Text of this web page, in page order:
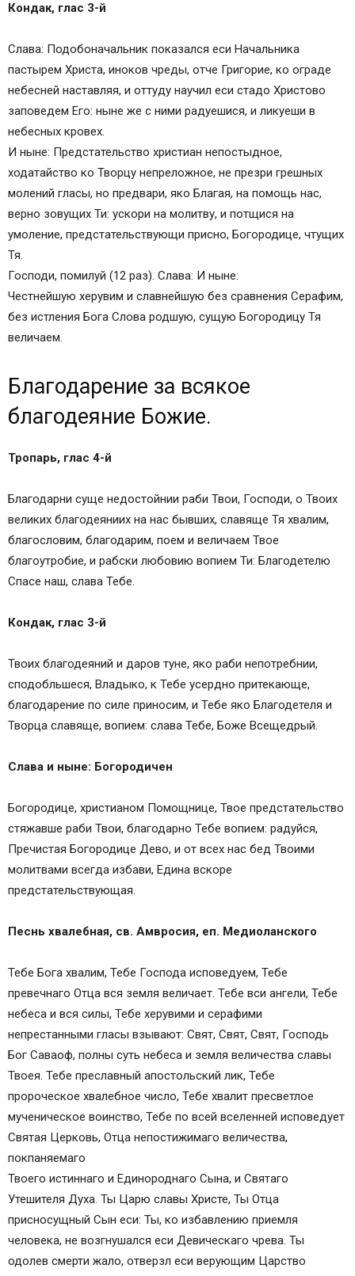
Кондак, глас 3-й
Слава: Подобоначальник показался еси Начальника
пастырем Христа, иноков чреды, отче Григорие, ко ограде
небесней наставляя, и оттуду научил еси стадо Христово
заповедем Его: ныне же с ними радуешися, и ликуеши в
небесных кровех.
И ныне: Предстательство христиан непостыдное,
ходатайство ко Творцу непреложное, не презри грешных
молений гласы, но предвари, яко Благая, на помощь нас,
верно зовущих Ти: ускори на молитву, и потщися на
умоление, предстательствующи присно, Богородице, чтущих
Тя.
Господи, помилуй (12 раз). Слава: И ныне:
Честнейшую херувим и славнейшую без сравнения Серафим,
без истления Бога Слова родшую, сущую Богородицу Тя
величаем.
Благодарение за всякое
благодеяние Божие.
Тропарь, глас 4-й
Благодарни суще недостойнии раби Твои, Господи, о Твоих
великих благодеяниих на нас бывших, славяще Тя хвалим,
благословим, благодарим, поем и величаем Твое
благоутробие, и рабски любовию вопием Ти: Благодетелю
Спасе наш, слава Тебе.
Кондак, глас 3-й
Твоих благодеяний и даров туне, яко раби непотребнии,
сподобльшеся, Владыко, к Тебе усердно притекающе,
благодарение по силе приносим, и Тебе яко Благодетеля и
Творца славяще, вопием: слава Тебе, Боже Всещедрый.
Слава и ныне: Богородичен
Богородице, христианом Помощнице, Твое предстательство
стяжавше раби Твои, благодарно Тебе вопием: радуйся,
Пречистая Богородице Дево, и от всех нас бед Твоими
молитвами всегда избави, Едина вскоре
предстательствующая.
Песнь хвалебная, св. Амвросия, еп. Медиоланского
Тебе Бога хвалим, Тебе Господа исповедуем, Тебе
превечнаго Отца вся земля величает. Тебе вси ангели, Тебе
небеса и вся силы, Тебе херувими и серафими
непрестанными гласы взывают: Свят, Свят, Свят, Господь
Бог Саваоф, полны суть небеса и земля величества славы
Твоея. Тебе преславный апостольский лик, Тебе
пророческое хвалебное число, Тебе хвалит пресветлое
мученическое воинство, Тебе по всей вселенней исповедует
Святая Церковь, Отца непостижимаго величества,
покпаняемаго
Твоего истиннаго и Единороднаго Сына, и Святаго
Утешителя Духа. Ты Царю славы Христе, Ты Отца
присносущный Сын еси: Ты, ко избавлению приемля
человека, не возгнушался еси Девическаго чрева. Ты
одолев смерти жало, отверзл еси верующим Царство